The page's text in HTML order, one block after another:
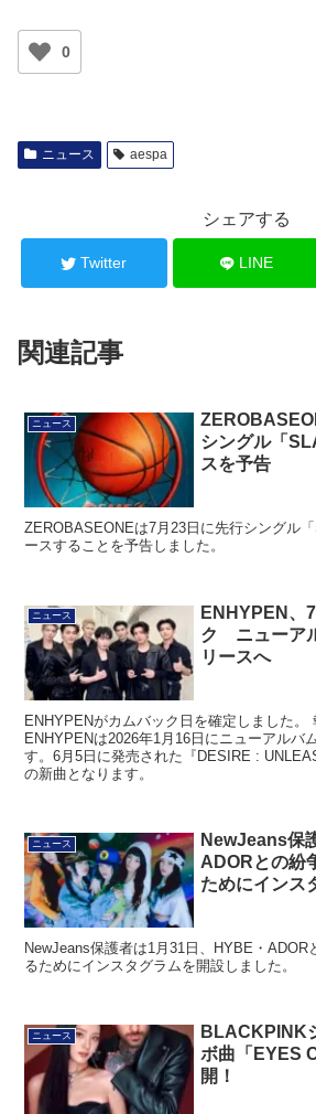
0
ニュース aespa
シェアする
Twitter LINE
関連記事
ニュース
シングル「
スを予告
ZEROBASEONEは7月23日に先行シングル
ースすることを予告しました。
ニュース
ENHYPEN、
ク ニューア
リースへ
ENHYPENがカムバック日を確定しました。
ENHYPENは2026年1月16日にニューアルバ
す。6月5日に発売された『DESIRE :
の新曲となります。
ニュース
NewJeans保
ADORとの紛
ためにインス
NewJeans保護者は1月31日、HYBE・ADOR
るためにインスタグラムを開設しました。
ニュース
BLACKPINK
ボ曲「EYES
開！